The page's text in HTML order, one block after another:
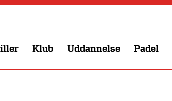
Klub Uddannelse Padel